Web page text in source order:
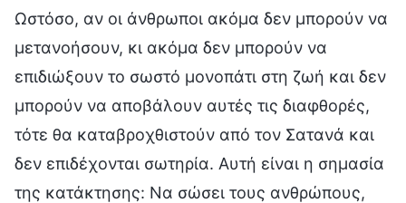
Ωστόσο, αν οι άνθρωποι ακόμα δεν μπορούν να
μετανοήσουν, κι ακόμα δεν μπορούν να
επιδιώξουν το σωστό μονοπάτι στη ζωή και δεν
μπορούν να αποβάλουν αυτές τις διαφθορές,
τότε θα καταβροχθιστούν από τον Σατανά και
δεν επιδέχονται σωτηρία. Αυτή είναι η σημασία
της κατάκτησης: Να σώσει τους ανθρώπους,